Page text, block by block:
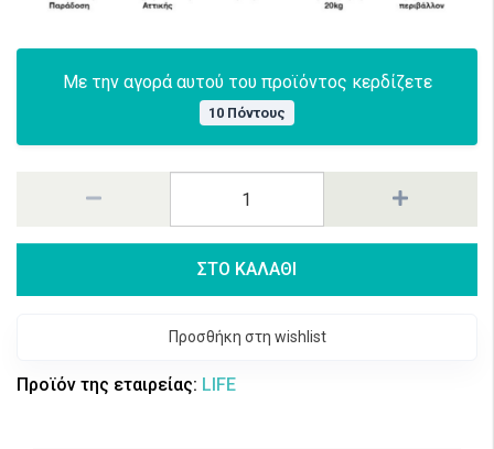
Με την αγορά αυτού του προϊόντος κερδίζετε
10 Πόντους
ΣΤΟ ΚΑΛΑΘΙ
Προσθήκη στη wishlist
Προϊόν της εταιρείας: LIFE